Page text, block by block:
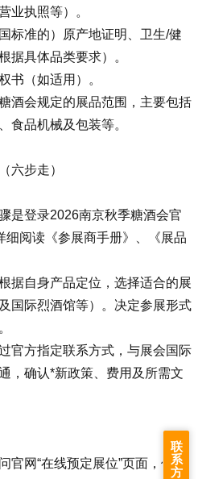
业执照等）。
标准的）原产地证明、卫生/健
据具体品类要求）。
书（如适用）。
酒会规定的展品范围，主要包括
食品机械及包装等。
六步走）
是登录2026南京秋季糖酒会官
细阅读《参展商手册》、《展品
据自身产品定位，选择适合的展
国际烈酒馆等）。决定参展形式
官方指定联系方式，与展会国际
，确认*新政策、费用及所需文
官网“在线预定展位”页面，使用
联
系
方